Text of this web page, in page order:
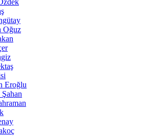
Oğuz
Eroğlu